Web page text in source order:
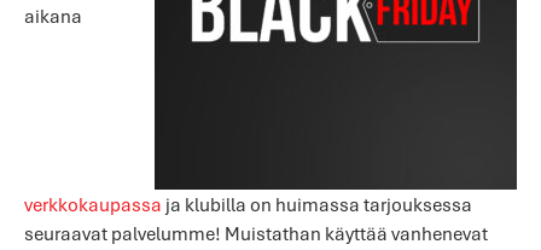
aikana
verkkokaupassa ja klubilla on huimassa tarjouksessa
seuraavat palvelumme! Muistathan käyttää vanhenevat